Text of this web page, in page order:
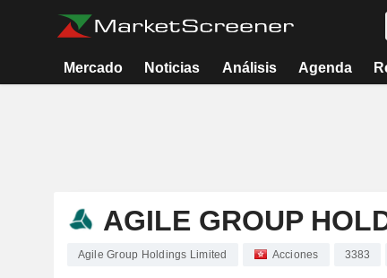
Mercado Noticias Análisis Agenda
AGILE GROUP
Agile Group Holdings Limited Acciones 3383